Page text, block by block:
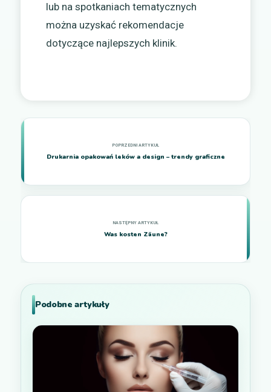
lub na spotkaniach tematycznych
można uzyskać rekomendacje
dotyczące najlepszych klinik.
Drukarnia opakowań leków a design – trendy graficzne
Was kosten Zäune?
Podobne artykuły